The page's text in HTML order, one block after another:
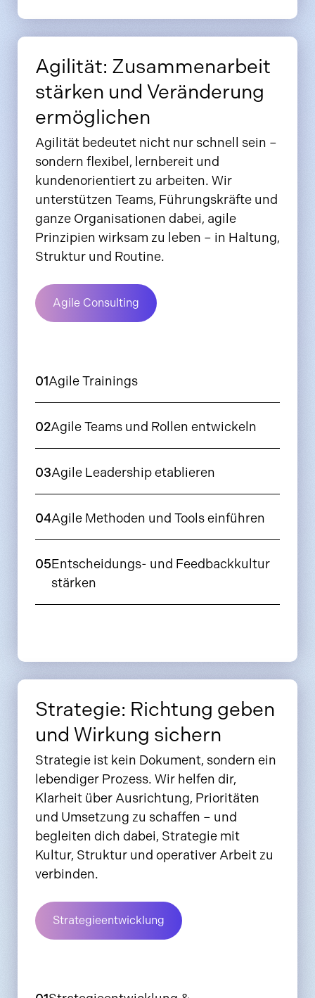
Agilität: Zusammenarbeit
stärken und Veränderung
ermöglichen
Agilität bedeutet nicht nur schnell sein –
sondern flexibel, lernbereit und
kundenorientiert zu arbeiten. Wir
unterstützen Teams, Führungskräfte und
ganze Organisationen dabei, agile
Prinzipien wirksam zu leben – in Haltung,
Struktur und Routine.
Agile Consulting
01Agile Trainings
02Agile Teams und Rollen entwickeln
03Agile Leadership etablieren
04Agile Methoden und Tools einführen
05Entscheidungs- und Feedbackkultur
stärken
Strategie: Richtung geben
und Wirkung sichern
Strategie ist kein Dokument, sondern ein
lebendiger Prozess. Wir helfen dir,
Klarheit über Ausrichtung, Prioritäten
und Umsetzung zu schaffen – und
begleiten dich dabei, Strategie mit
Kultur, Struktur und operativer Arbeit zu
verbinden.
Strategieentwicklung